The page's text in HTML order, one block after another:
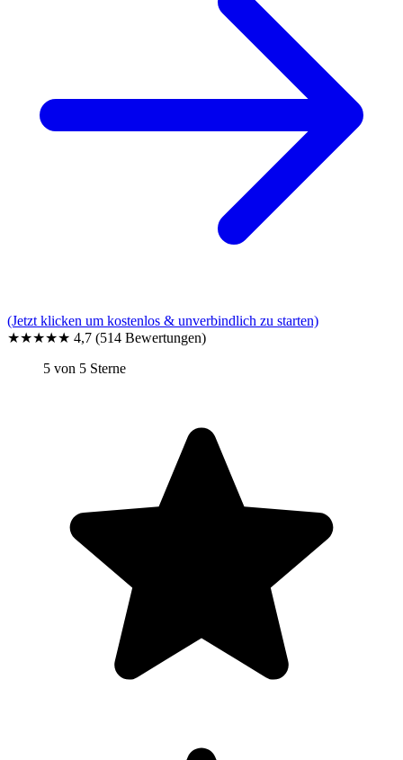
(Jetzt klicken um kostenlos & unverbindlich zu starten)
★★★★★ 4,7 (514 Bewertungen)
5 von 5 Sterne